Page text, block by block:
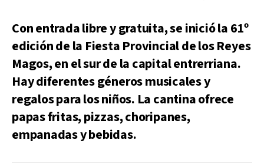
Con entrada libre y gratuita, se inició la 61º
edición de la Fiesta Provincial de los Reyes
Magos, en el sur de la capital entrerriana.
Hay diferentes géneros musicales y
regalos para los niños. La cantina ofrece
papas fritas, pizzas, choripanes,
empanadas y bebidas.